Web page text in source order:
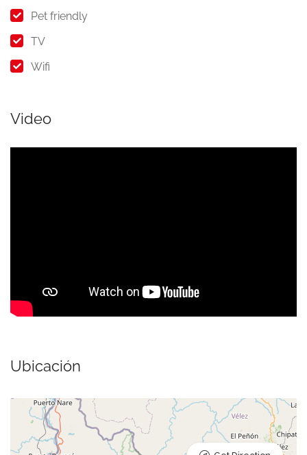
Pet friendly
TV
Wifi
Video
Ubicación